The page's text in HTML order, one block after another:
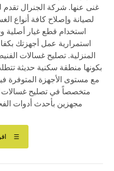
غنى عنها. شركة الجنرال تقدم
لصيانة وإصلاح كافة أنواع
استخدام قطع غيار أصلية
استمرارية عمل أجهزتك
المنزلية. تصليح غسالات
بكونها منطقة سكنية حديثة
مع مستوى الأجهزة المتوفرة
متخصصاً في تصليح
مجهزين بأحدث أدوات